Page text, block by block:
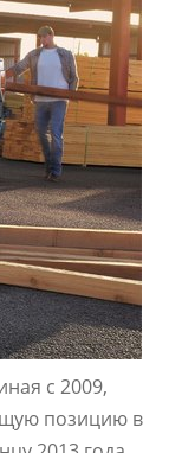
с 2009,
позицию в